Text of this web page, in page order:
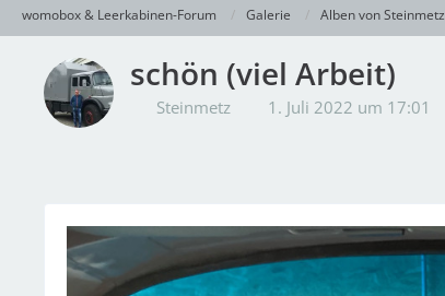
womobox & Leerkabinen-Forum Galerie Alben von Steinmetz
schön (viel Arbeit)
Steinmetz 1. Juli 2022 um 17:01